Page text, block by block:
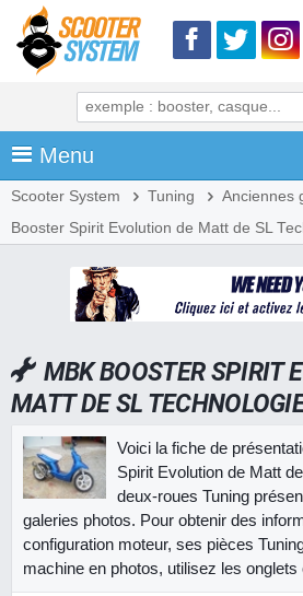
Menu
Scooter System Tuning Anciennes
Booster Spirit Evolution de Matt de SL
MBK BOOSTER SPIRIT
MATT DE SL
Voici la fiche de
Spirit Evolution de Matt
deux-roues Tuning
galeries photos. Pour obtenir des
configuration moteur, ses pièces
machine en photos, utilisez les